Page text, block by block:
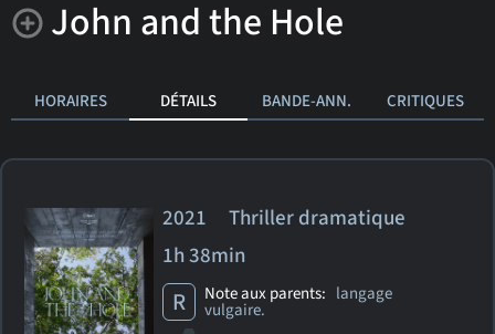
John and the Hole
HORAIRES DÉTAILS BANDE-ANN. CRITIQUES
2021 Thriller dramatique
1h 38min
R Note aux parents: langage
vulgaire.